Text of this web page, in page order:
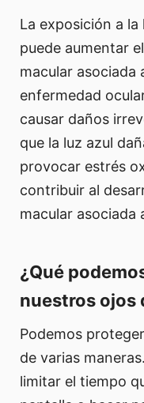
La exposición a
puede aumentar
macular asociada
enfermedad
causar daños
que la luz azul
provocar estrés
contribuir al
macular asociada
¿Qué
nuestros ojos
Podemos
de varias
limitar el tiempo